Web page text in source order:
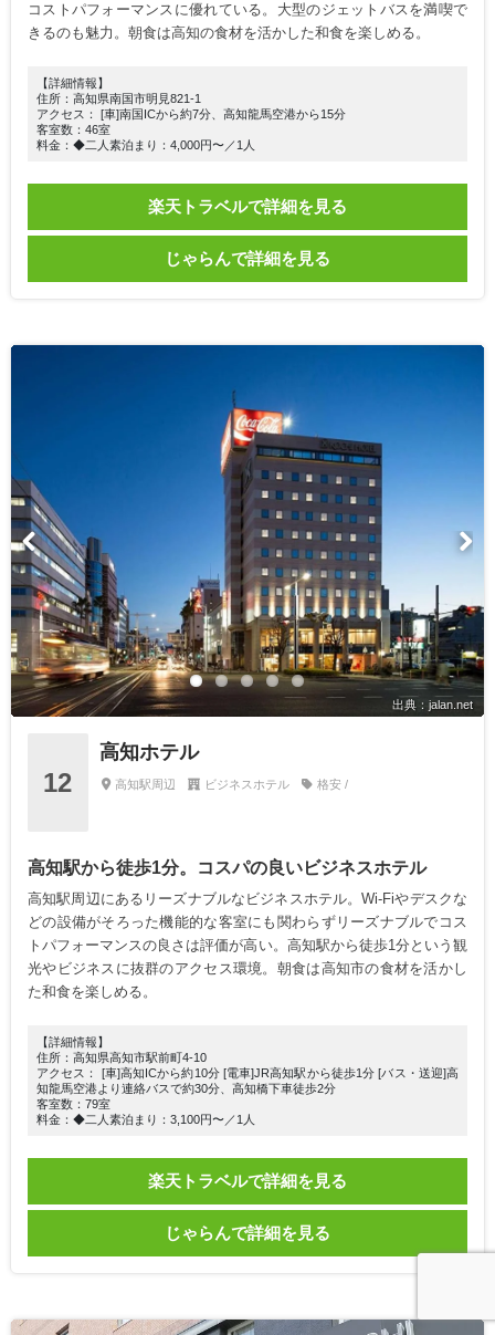
コストパフォーマンスに優れている。大型のジェットバスを満喫で
きるのも魅力。朝食は高知の食材を活かした和食を楽しめる。
【詳細情報】
住所：高知県南国市明見821-1
アクセス： [車]南国ICから約7分、高知龍馬空港から15分
客室数：46室
料金：◆二人素泊まり：4,000円〜／1人
楽天トラベルで詳細を見る
じゃらんで詳細を見る
出典：jalan.net
12
高知ホテル
高知駅周辺 ビジネスホテル 格安 /
高知駅から徒歩1分。コスパの良いビジネスホテル
高知駅周辺にあるリーズナブルなビジネスホテル。Wi-Fiやデスクな
どの設備がそろった機能的な客室にも関わらずリーズナブルでコス
トパフォーマンスの良さは評価が高い。高知駅から徒歩1分という観
光やビジネスに抜群のアクセス環境。朝食は高知市の食材を活かし
た和食を楽しめる。
【詳細情報】
住所：高知県高知市駅前町4-10
アクセス： [車]高知ICから約10分 [電車]JR高知駅から徒歩1分 [バス・送迎]高
知龍馬空港より連絡バスで約30分、高知橋下車徒歩2分
客室数：79室
料金：◆二人素泊まり：3,100円〜／1人
楽天トラベルで詳細を見る
じゃらんで詳細を見る